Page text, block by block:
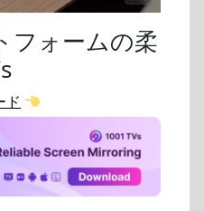
フォームの柔
ド